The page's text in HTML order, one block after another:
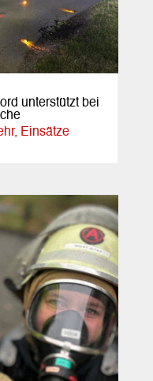
unterstützt bei
, Einsätze